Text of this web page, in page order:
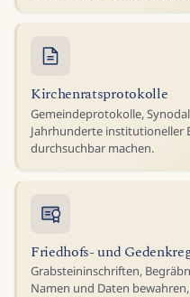
Kirchenratsprotokolle
Gemeindeprotokolle,
Jahrhunderte institutioneller
durchsuchbar machen.
Friedhofs- und
Grabsteininschriften,
Namen und Daten